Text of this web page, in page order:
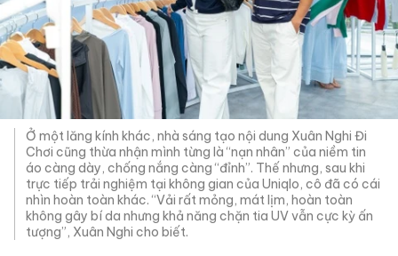
Ở một lăng kính khác, nhà sáng tạo nội dung Xuân Nghi Đi
Chơi cũng thừa nhận mình từng là “nạn nhân” của niềm tin
áo càng dày, chống nắng càng “đỉnh”. Thế nhưng, sau khi
trực tiếp trải nghiệm tại không gian của Uniqlo, cô đã có cái
nhìn hoàn toàn khác. “Vải rất mỏng, mát lịm, hoàn toàn
không gây bí da nhưng khả năng chặn tia UV vẫn cực kỳ ấn
tượng”, Xuân Nghi cho biết.